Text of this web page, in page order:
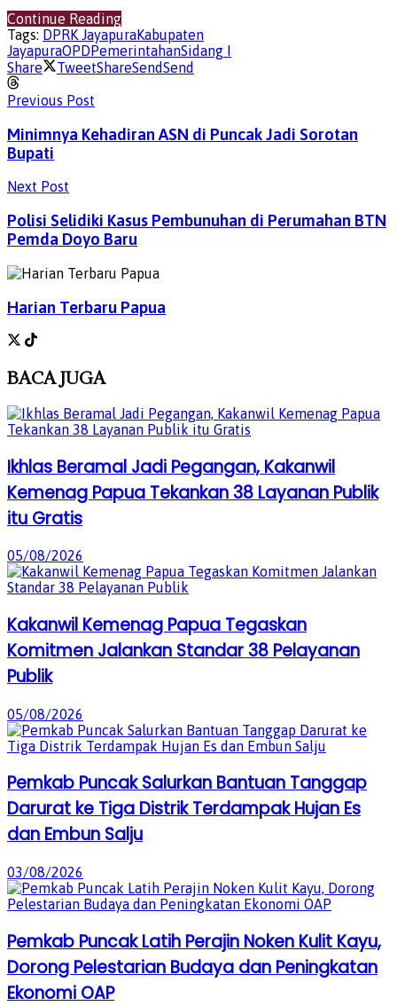
Continue Reading
Tags: DPRK JayapuraKabupaten
JayapuraOPDPemerintahanSidang I
Share
TweetShareSendSend
Previous Post
Minimnya Kehadiran ASN di Puncak Jadi Sorotan
Bupati
Next Post
Polisi Selidiki Kasus Pembunuhan di Perumahan BTN
Pemda Doyo Baru
Harian Terbaru Papua
BACAJUGA
Ikhlas Beramal Jadi Pegangan, Kakanwil
Kemenag Papua Tekankan 38 Layanan Publik
itu Gratis
05/08/2026
Kakanwil Kemenag Papua Tegaskan
Komitmen Jalankan Standar 38 Pelayanan
Publik
05/08/2026
Pemkab Puncak Salurkan Bantuan Tanggap
Darurat ke Tiga Distrik Terdampak Hujan Es
dan Embun Salju
03/08/2026
Pemkab Puncak Latih Perajin Noken Kulit Kayu,
Dorong Pelestarian Budaya dan Peningkatan
Ekonomi OAP